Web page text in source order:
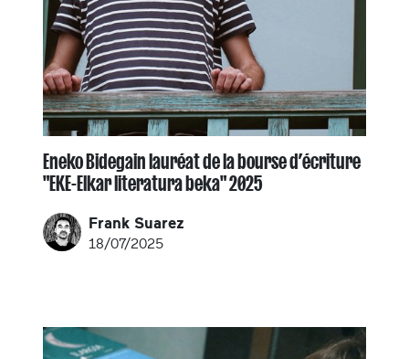
Eneko Bidegain lauréat de la bourse d’écriture
"EKE-Elkar literatura beka" 2025
Frank Suarez
18/07/2025